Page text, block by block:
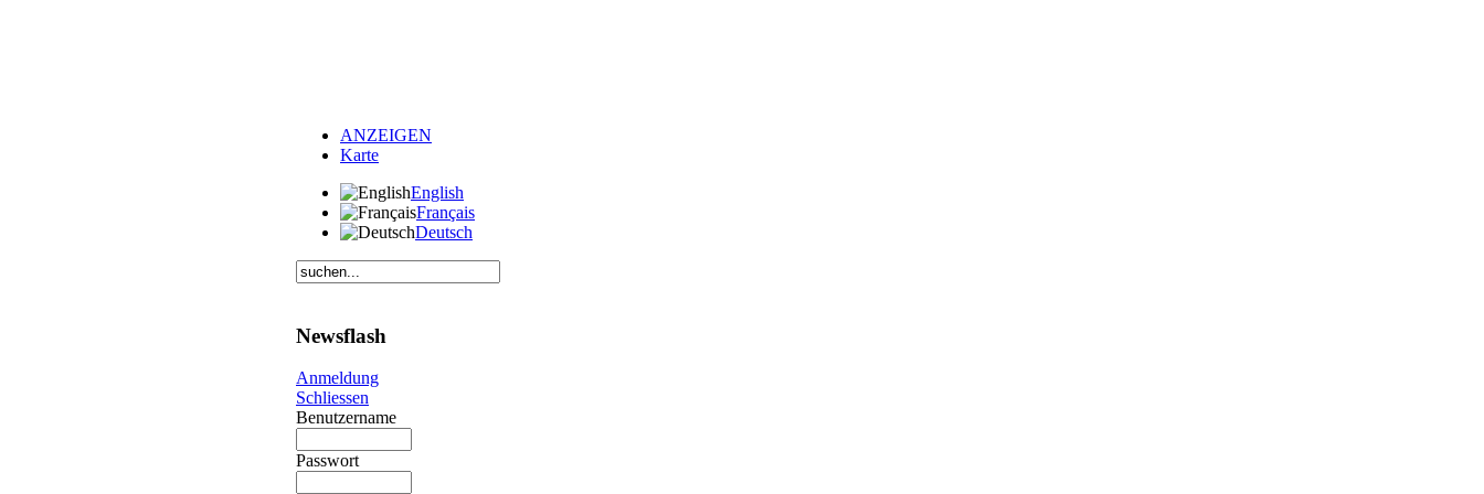
ANZEIGEN
Karte
English
Français
Deutsch
Newsflash
Anmeldung
Schliessen
Benutzername
Passwort